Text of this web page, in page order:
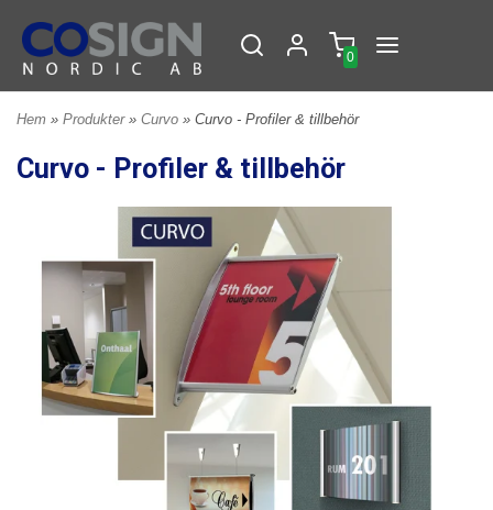
0
Hem » Produkter » Curvo » Curvo - Profiler & tillbehör
Curvo - Profiler & tillbehör